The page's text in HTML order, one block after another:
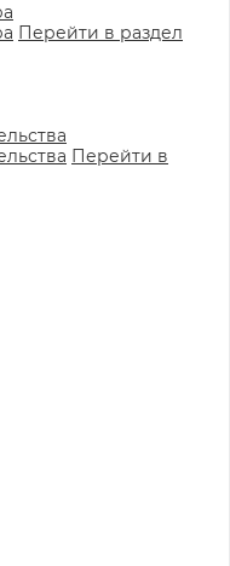
Перейти в раздел
Перейти в